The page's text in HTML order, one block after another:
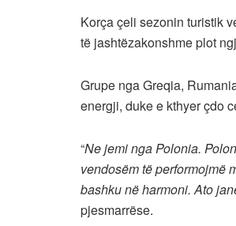
Korça çeli sezonin turistik
të jashtëzakonshme plot
Grupe nga Greqia,
energji, duke e kthyer çdo
“Ne jemi nga Polonia.
vendosëm të performojmë
bashku në harmoni. Ato
pjesmarrëse.